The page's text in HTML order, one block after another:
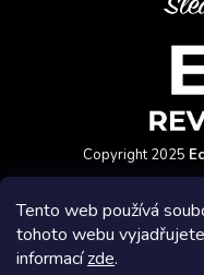
Tento web používá
tohoto webu vyjadřujete
informacízde.
Copyright 2025